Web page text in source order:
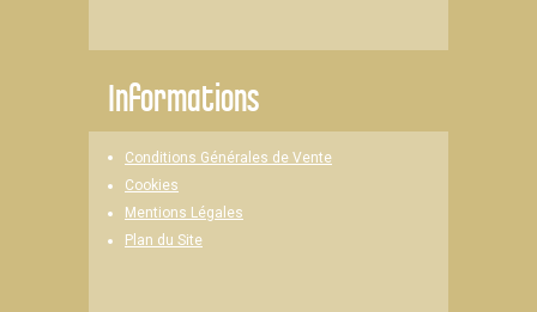
Informations
Conditions Générales de Vente
Cookies
Mentions Légales
Plan du Site